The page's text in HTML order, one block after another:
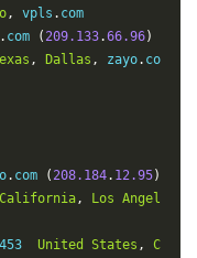
, vpls . com
. com (209.133.66.96)
, Dallas , zayo. co
. com (208.184. 12.95)
California, Los Angel
United States ,
C